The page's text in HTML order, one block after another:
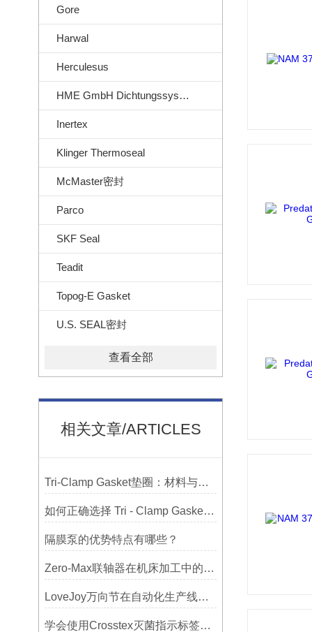
Gore
Harwal
Herculesus
HME GmbH Dichtungssysteme
Inertex
Klinger Thermoseal
McMaster密封
Parco
SKF Seal
Teadit
Topog-E Gasket
U.S. SEAL密封
查看全部
相关文章/ARTICLES
Tri-Clamp Gasket垫圈：材料与应用的全面指南
如何正确选择 Tri - Clamp Gasket 垫圈的材质与尺寸？
隔膜泵的优势特点有哪些？
Zero-Max联轴器在机床加工中的应用及精度保证方法
LoveJoy万向节在自动化生产线中的核心作用
学会使用Crosstex灭菌指示标签提高无菌保证水平